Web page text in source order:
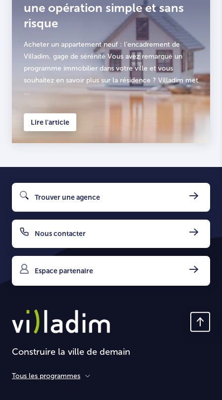
une opération simple et sans
risque
Acheter un appartement neuf : l’encadrement de
Villadim, gage de sérénité Vous avez remarqué un
programme immobilier dans votre ville et vous
souhaitez en savoir plus sur la résidence ? Villadim met
...
Lire l'article
Trouver une agence
Nous contacter
Espace partenaire
Construire la ville de demain
Tous les programmes